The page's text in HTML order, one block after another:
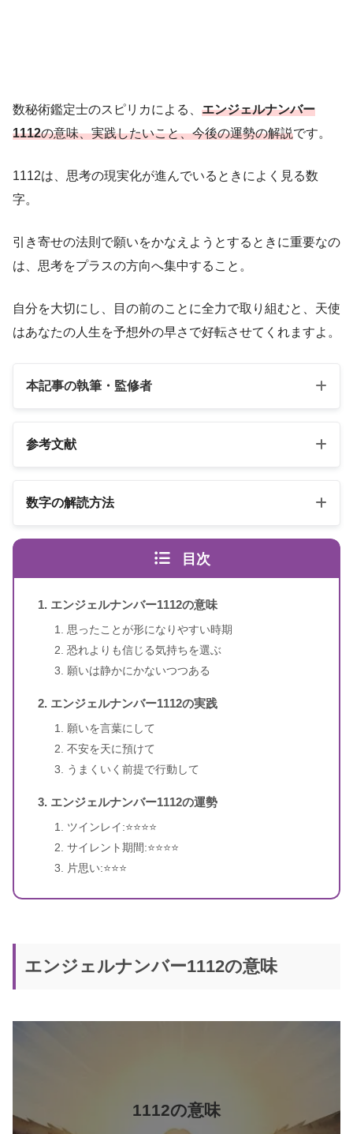
数秘術鑑定士のスピリカによる、 エンジェルナンバー
1112の意味、実践したいこと、今後の運勢の解説です。
1112は、思考の現実化が進んでいるときによく見る数
字。
引き寄せの法則で願いをかなえようとするときに重要なの
は、思考をプラスの方向へ集中すること。
自分を大切にし、目の前のことに全力で取り組むと、天使
はあなたの人生を予想外の早さで好転させてくれますよ。
本記事の執筆・監修者
スピリカ（自己紹介はこちら）
参考文献
エンジェル・ナンバー 数字は天使
著者
ドリーン・バーチュー、リネッ
ト・ブラウン
訳者 牧野・M・美枝
出版年 2007年1月
書籍名
奥野節子
数字の解読方法
エンジェルナンバーの解読方法は桁ごとに異なります
4桁のエンジェルナンバー
目次
エンジェルナンバー1112の意味
思ったことが形になりやすい時期
恐れよりも信じる気持ちを選ぶ
願いは静かにかないつつある
エンジェルナンバー1112の実践
願いを言葉にして
不安を天に預けて
うまくいく前提で行動して
エンジェルナンバー1112の運勢
ツインレイ:⭐️⭐️⭐️⭐️
サイレント期間:⭐️⭐️⭐️⭐️
片思い:⭐️⭐️⭐️
エンジェルナンバー1112の意味
1112の意味